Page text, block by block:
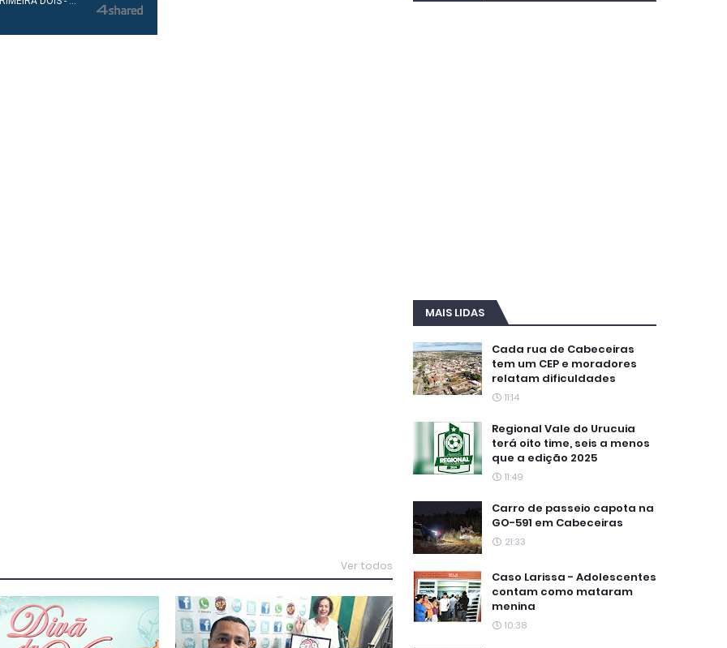
Ver todos
MAIS LIDAS
Cada rua de Cabeceiras
tem um CEP e moradores
relatam dificuldades
11:14
Regional Vale do Urucuia
terá oito time, seis a menos
que a edição 2025
11:49
Carro de passeio capota na
GO-591 em Cabeceiras
21:33
Caso Larissa - Adolescentes
contam como mataram
menina
10:38